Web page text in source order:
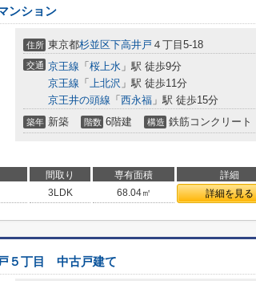
ンション
住所 東京都杉並区下高井戸 ４丁目5-18
交通 京王線 「 桜上水 」駅 徒歩9分
京王線 「 上北沢 」駅 徒歩11分
京王井の頭線 「 西永福 」駅 徒歩15分
築年 新築 階数 6階建 構造 鉄筋コンクリート
間取り 専有面積 詳細
3LDK 68.04㎡ 詳細を見る
５丁目 中古戸建て